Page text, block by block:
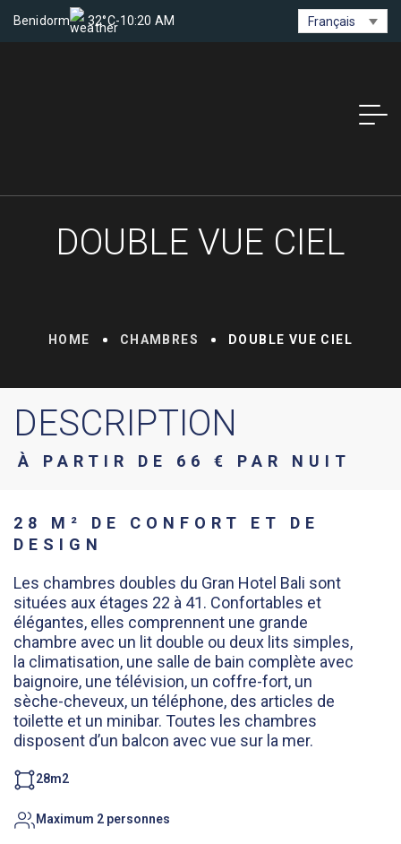
Benidorm 32°C-10:20 AM Français
DOUBLE VUE CIEL
HOME CHAMBRES DOUBLE VUE CIEL
DESCRIPTION
À PARTIR DE 66 € PAR NUIT
28 M² DE CONFORT ET DE
DESIGN
Les chambres doubles du Gran Hotel Bali sont
situées aux étages 22 à 41. Confortables et
élégantes, elles comprennent une grande
chambre avec un lit double ou deux lits simples,
la climatisation, une salle de bain complète avec
baignoire, une télévision, un coffre-fort, un
sèche-cheveux, un téléphone, des articles de
toilette et un minibar. Toutes les chambres
disposent d’un balcon avec vue sur la mer.
28m2
Maximum 2 personnes